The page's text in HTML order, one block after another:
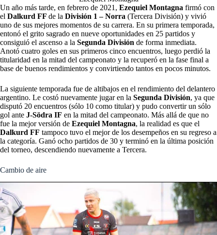
Un año más tarde, en febrero de 2021, Ezequiel Montagna firmó con
el Dalkurd FF de la División 1 – Norra (Tercera División) y vivió
uno de sus mejores momentos de su carrera. En su primera temporada,
entonó el grito sagrado en nueve oportunidades en 25 partidos y
consiguió el ascenso a la Segunda División de forma inmediata.
Anotó cuatro goles en sus primeros cinco encuentros, luego perdió la
titularidad en la mitad del campeonato y la recuperó en la fase final a
base de buenos rendimientos y convirtiendo tantos en pocos minutos.
La siguiente temporada fue de altibajos en el rendimiento del delantero
argentino. Le costó nuevamente jugar en la Segunda División, ya que
disputó 20 encuentros (sólo 10 como titular) y pudo convertir un sólo
gol ante J-Södra IF en la mitad del campeonato. Más allá de que no
fue la mejor versión de Ezequiel Montagna, la realidad es que el
Dalkurd FF tampoco tuvo el mejor de los desempeños en su regreso a
la categoría. Ganó ocho partidos de 30 y terminó en la última posición
del torneo, descendiendo nuevamente a Tercera.
Cambio de aire